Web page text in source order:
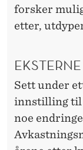
forsker
etter,
Sett under
innstilling til
noe